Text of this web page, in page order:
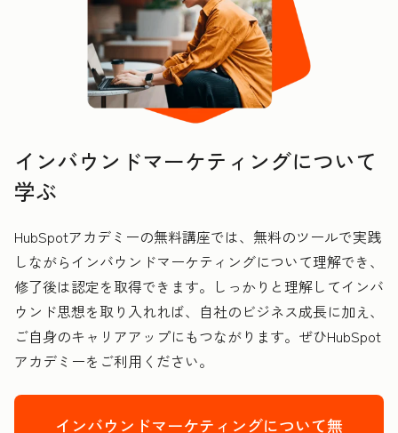
インバウンドマーケティングについて
学ぶ
HubSpotアカデミーの無料講座では、無料のツールで実践
しながらインバウンドマーケティングについて理解でき、
修了後は認定を取得できます。しっかりと理解してインバ
ウンド思想を取り入れれば、自社のビジネス成長に加え、
ご自身のキャリアアップにもつながります。ぜひHubSpot
アカデミーをご利用ください。
インバウンドマーケティングについて無